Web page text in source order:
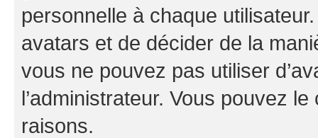
personnelle à chaque utilisateur.
avatars et de décider de la
vous ne pouvez pas utiliser
l’administrateur. Vous pouvez
raisons.